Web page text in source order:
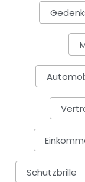
Schutzbrille